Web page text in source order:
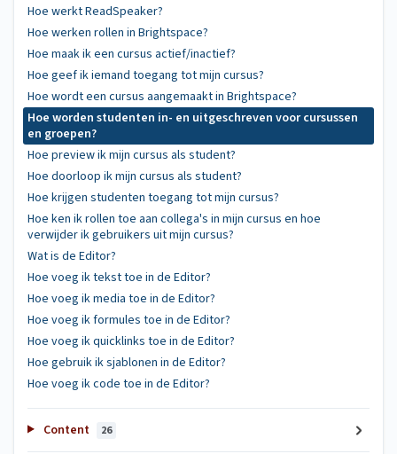
Hoe werkt ReadSpeaker?
Hoe werken rollen in Brightspace?
Hoe maak ik een cursus actief/inactief?
Hoe geef ik iemand toegang tot mijn cursus?
Hoe wordt een cursus aangemaakt in Brightspace?
Hoe worden studenten in- en uitgeschreven voor cursussen
en groepen?
Hoe preview ik mijn cursus als student?
Hoe doorloop ik mijn cursus als student?
Hoe krijgen studenten toegang tot mijn cursus?
Hoe ken ik rollen toe aan collega's in mijn cursus en hoe
verwijder ik gebruikers uit mijn cursus?
Wat is de Editor?
Hoe voeg ik tekst toe in de Editor?
Hoe voeg ik media toe in de Editor?
Hoe voeg ik formules toe in de Editor?
Hoe voeg ik quicklinks toe in de Editor?
Hoe gebruik ik sjablonen in de Editor?
Hoe voeg ik code toe in de Editor?
Content 26